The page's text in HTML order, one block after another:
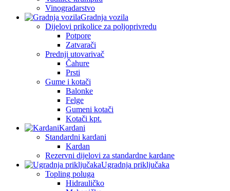
Vinogradarstvo
Gradnja vozila
Dijelovi prikolice za poljoprivredu
Potpore
Zatvarači
Prednji utovarivač
Čahure
Prsti
Gume i kotači
Balonke
Felge
Gumeni kotači
Kotači kpt.
Kardani
Standardni kardani
Kardan
Rezervni dijelovi za standardne kardane
Ugradnja priključaka
Topling poluga
Hidrauličko